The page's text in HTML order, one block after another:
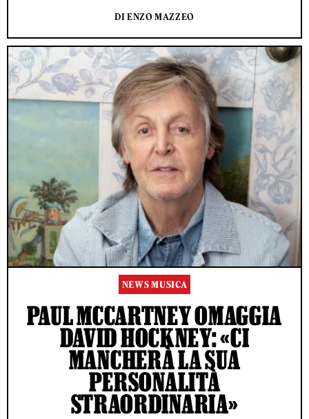
DI ENZO MAZZEO
NEWS MUSICA
PAUL MCCARTNEY OMAGGIA
DAVID HOCKNEY: «CI
MANCHERÀ LA SUA
PERSONALITÀ
STRAORDINARIA»